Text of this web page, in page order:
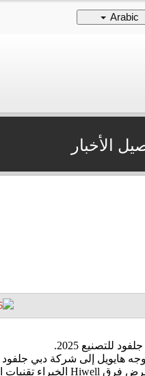
Arabic
الأخبار